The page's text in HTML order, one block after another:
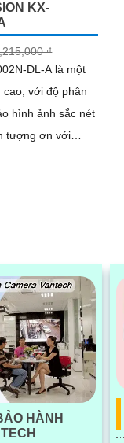
KX-
₫
DL-A là một
với độ phân
hình ảnh sắc nét
HÀNH